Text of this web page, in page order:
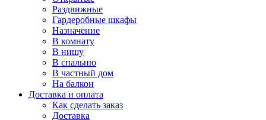
Раздвижные
Гардеробные шкафы
Назначение
В комнату
В нишу
В спальню
В частный дом
На балкон
Доставка и оплата
Как сделать заказ
Доставка